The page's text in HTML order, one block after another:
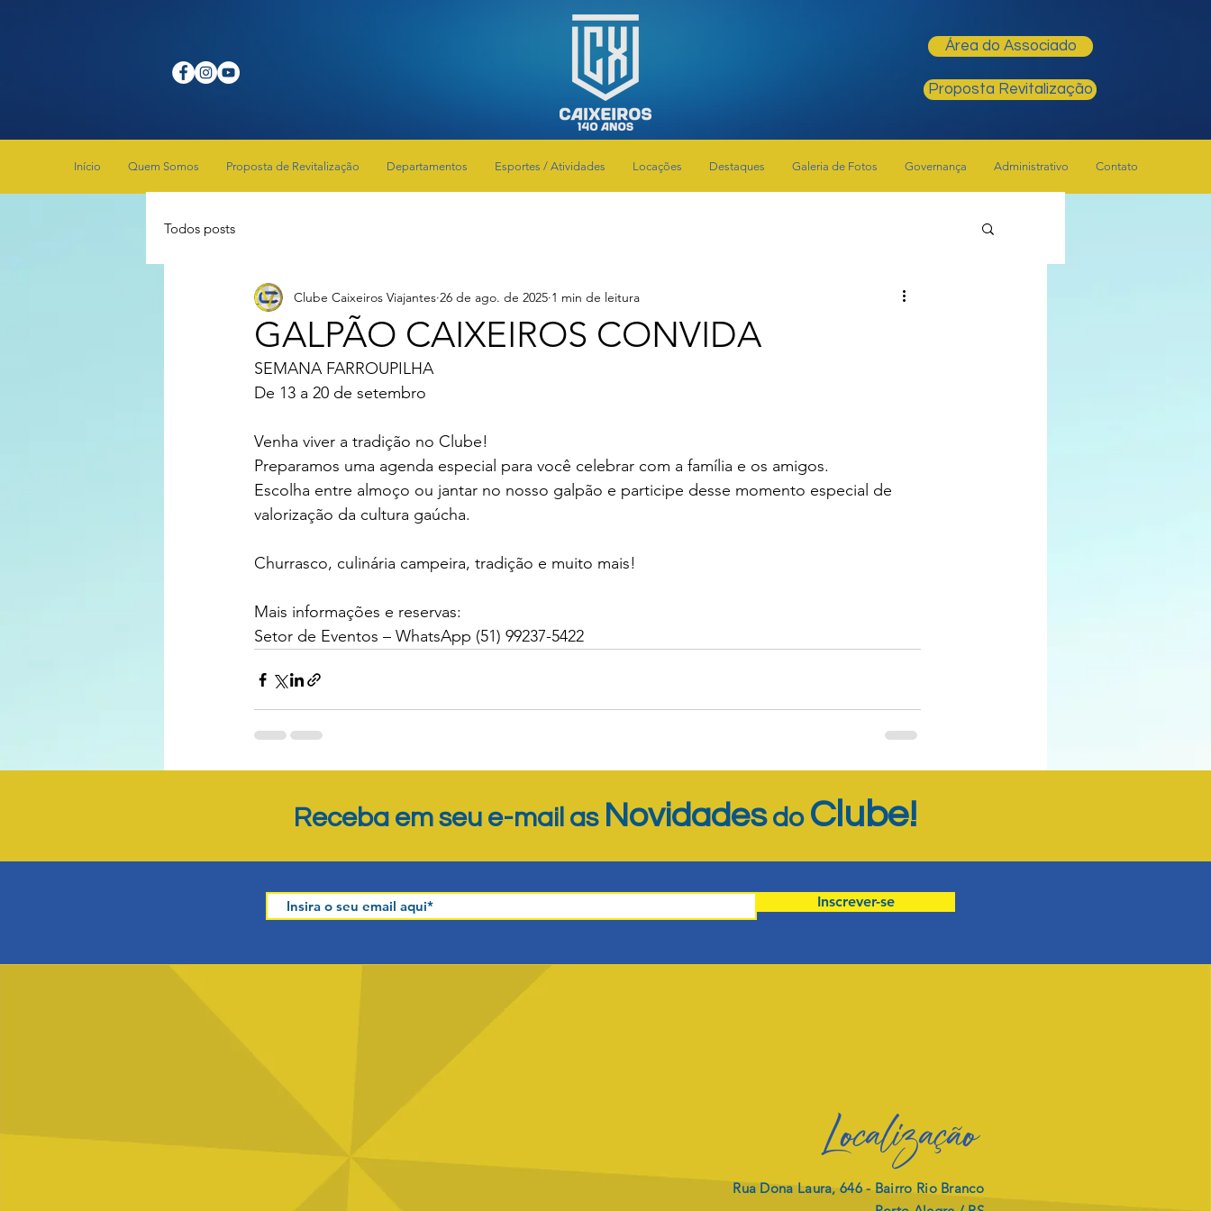
Área do Associado
Proposta Revitalização
Início Quem Somos Proposta de Revitalização Departamentos Esportes / Atividades Locações Destaques Galeria de Fotos Governança Administrativo Contato
Todos posts
GALPÃO CAIXEIROS CONVIDA
Clube Caixeiros Viajantes 26 de ago. de 2025 1 min de leitura
SEMANA FARROUPILHA
De 13 a 20 de setembro
Venha viver a tradição no Clube!
Preparamos uma agenda especial para você celebrar com a família e os amigos.
Escolha entre almoço ou jantar no nosso galpão e participe desse momento especial de
valorização da cultura gaúcha.
Churrasco, culinária campeira, tradição e muito mais!
Mais informações e reservas:
Setor de Eventos – WhatsApp (51) 99237-5422
Receba em seu e-mail as Novidadesdo Clube!
Inscrever-se
Localização
Rua Dona Laura, 646 - Bairro Rio Branco